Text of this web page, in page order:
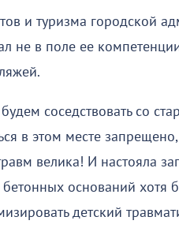
и туризма городской
не в поле ее
соседствовать со
в этом месте
велика! И настояла
бетонных оснований хотя
детский